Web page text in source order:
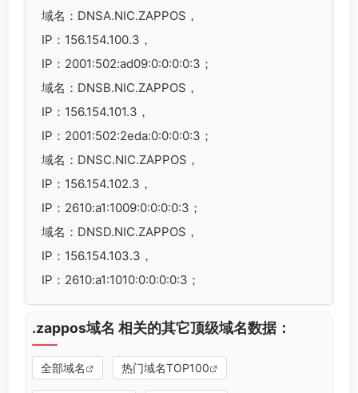
域名：DNSA.NIC.ZAPPOS，
IP：156.154.100.3，
IP：2001:502:ad09:0:0:0:0:3；
域名：DNSB.NIC.ZAPPOS，
IP：156.154.101.3，
IP：2001:502:2eda:0:0:0:0:3；
域名：DNSC.NIC.ZAPPOS，
IP：156.154.102.3，
IP：2610:a1:1009:0:0:0:0:3；
域名：DNSD.NIC.ZAPPOS，
IP：156.154.103.3，
IP：2610:a1:1010:0:0:0:0:3；
.zappos域名 相关的其它顶级域名数据：
全部域名 热门域名TOP100